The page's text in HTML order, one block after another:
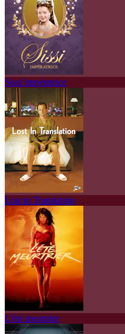
Sissi Impératrice
Lost in Translation
L'été meurtrier